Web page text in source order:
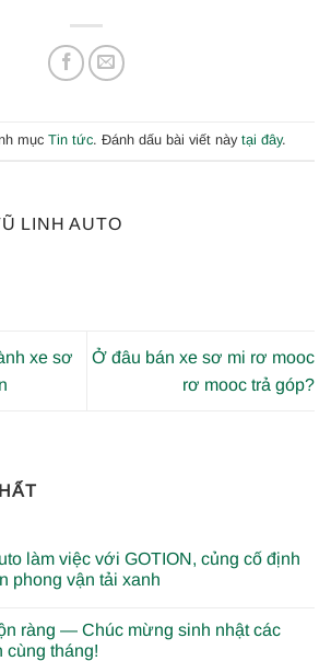
mục Tin tức. Đánh dấu bài viết này tại đây.
LINH AUTO
xe sơ
Ở đâu bán xe sơ mi rơ mooc
rơ mooc trả góp?
làm việc với GOTION, củng cố định
phong vận tải xanh
ràng — Chúc mừng sinh nhật các
cùng tháng!